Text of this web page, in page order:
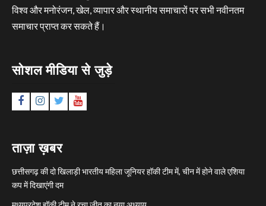
विश्व और मनोरंजन, खेल, व्यापार और स्थानीय समाचारों पर सभी नवीनतम
समाचार प्राप्त कर सकते हैं।
सोशल मीडिया से जुड़े
FacebookInstagram
TwitterYouTube
ताज़ा ख़बर
छत्तीसगढ़ की दो खिलाड़ी भारतीय महिला जूनियर हॉकी टीम में, चीन में होने वाले एशिया
कप में दिखाएंगी दम